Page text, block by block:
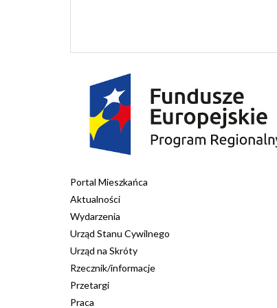
Portal Mieszkańca
Aktualności
Wydarzenia
Urząd Stanu Cywilnego
Urząd na Skróty
Rzecznik/informacje
Przetargi
Praca